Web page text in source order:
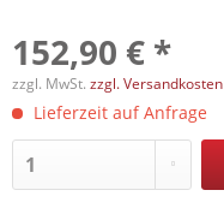
152,90 € *
zzgl. MwSt. zzgl. Versandkosten
Lieferzeit auf Anfrage